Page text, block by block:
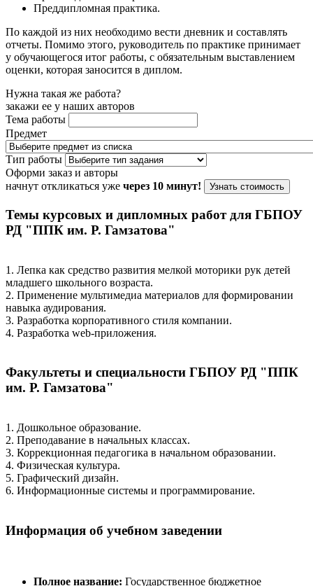
Преддипломная практика.
По каждой из них необходимо вести дневник и составлять
отчеты. Помимо этого, руководитель по практике принимает
у обучающегося итог работы, с обязательным выставлением
оценки, которая заносится в диплом.
Нужна такая же работа?
закажи ее у наших авторов
Тема работы
Предмет
Тип работы
Оформи заказ и авторы
начнут откликаться уже через 10 минут! Узнать стоимость
Темы курсовых и дипломных работ для ГБПОУ
РД "ППК им. Р. Гамзатова"
1. Лепка как средство развития мелкой моторики рук детей
младшего школьного возраста.
2. Применение мультимедиа материалов для формировании
навыка аудирования.
3. Разработка корпоративного стиля компании.
4. Разработка web-приложения.
Факультеты и специальности ГБПОУ РД "ППК
им. Р. Гамзатова"
1. Дошкольное образование.
2. Преподавание в начальных классах.
3. Коррекционная педагогика в начальном образовании.
4. Физическая культура.
5. Графический дизайн.
6. Информационные системы и программирование.
Информация об учебном заведении
Полное название: Государственное бюджетное